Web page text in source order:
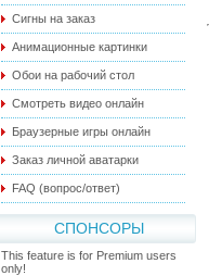
Сигны на заказ
Анимационные картинки
Обои на рабочий стол
Смотреть видео онлайн
Браузерные игры онлайн
Заказ личной аватарки
FAQ (вопрос/ответ)
СПОНСОРЫ
This feature is for Premium users
only!